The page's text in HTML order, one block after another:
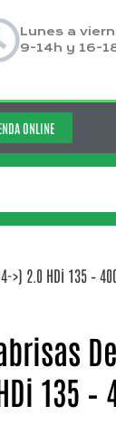
Lunes a
9-14h y 16-
ONLINE
2.0 HDi 135 –
135 –